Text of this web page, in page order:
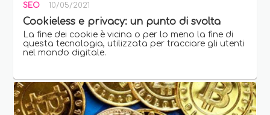
SEO 10/05/2021
Cookieless e privacy: un punto di svolta
La fine dei cookie è vicina o per lo meno la fine di
questa tecnologia, utilizzata per tracciare gli utenti
nel mondo digitale.